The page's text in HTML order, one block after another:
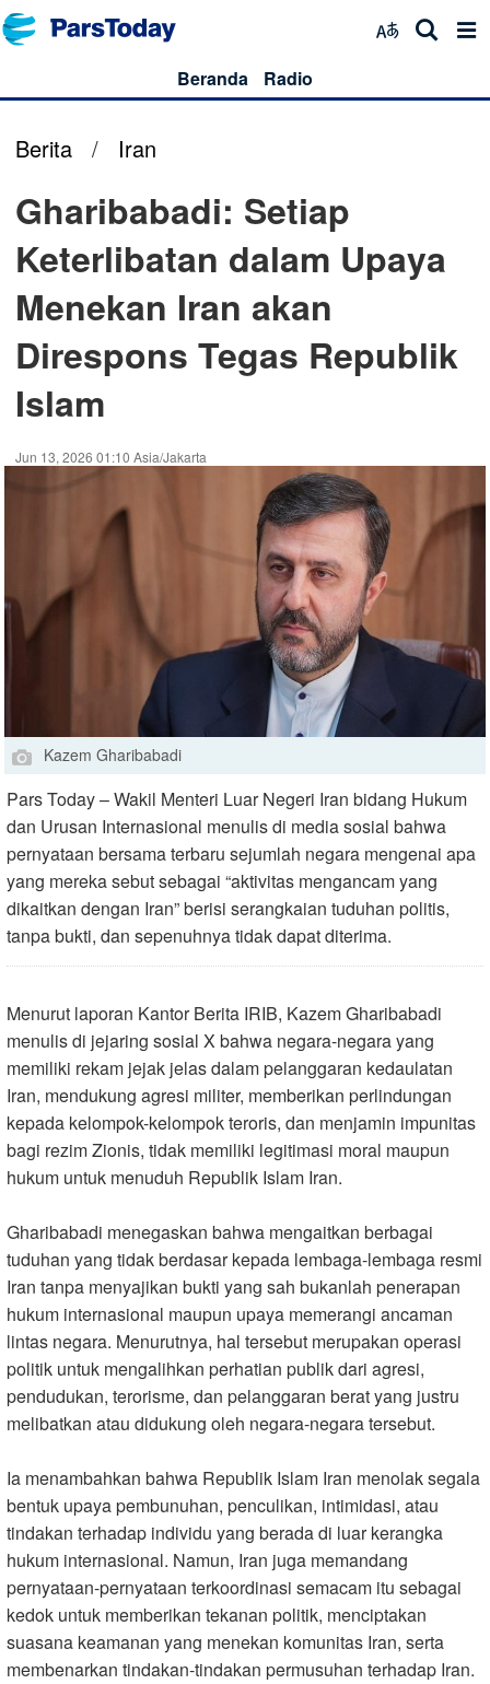
Beranda Radio
Berita / Iran
Gharibabadi: Setiap
Keterlibatan dalam Upaya
Menekan Iran akan
Direspons Tegas Republik
Islam
Jun 13, 2026 01:10 Asia/Jakarta
Kazem Gharibabadi
Pars Today – Wakil Menteri Luar Negeri Iran bidang Hukum
dan Urusan Internasional menulis di media sosial bahwa
pernyataan bersama terbaru sejumlah negara mengenai apa
yang mereka sebut sebagai “aktivitas mengancam yang
dikaitkan dengan Iran” berisi serangkaian tuduhan politis,
tanpa bukti, dan sepenuhnya tidak dapat diterima.
Menurut laporan Kantor Berita IRIB, Kazem Gharibabadi
menulis di jejaring sosial X bahwa negara-negara yang
memiliki rekam jejak jelas dalam pelanggaran kedaulatan
Iran, mendukung agresi militer, memberikan perlindungan
kepada kelompok-kelompok teroris, dan menjamin impunitas
bagi rezim Zionis, tidak memiliki legitimasi moral maupun
hukum untuk menuduh Republik Islam Iran.
Gharibabadi menegaskan bahwa mengaitkan berbagai
tuduhan yang tidak berdasar kepada lembaga-lembaga resmi
Iran tanpa menyajikan bukti yang sah bukanlah penerapan
hukum internasional maupun upaya memerangi ancaman
lintas negara. Menurutnya, hal tersebut merupakan operasi
politik untuk mengalihkan perhatian publik dari agresi,
pendudukan, terorisme, dan pelanggaran berat yang justru
melibatkan atau didukung oleh negara-negara tersebut.
Ia menambahkan bahwa Republik Islam Iran menolak segala
bentuk upaya pembunuhan, penculikan, intimidasi, atau
tindakan terhadap individu yang berada di luar kerangka
hukum internasional. Namun, Iran juga memandang
pernyataan-pernyataan terkoordinasi semacam itu sebagai
kedok untuk memberikan tekanan politik, menciptakan
suasana keamanan yang menekan komunitas Iran, serta
membenarkan tindakan-tindakan permusuhan terhadap Iran.